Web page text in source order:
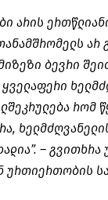
არის
არ
ბევრი
რომ
– გვითხრა
ურთიერთობის